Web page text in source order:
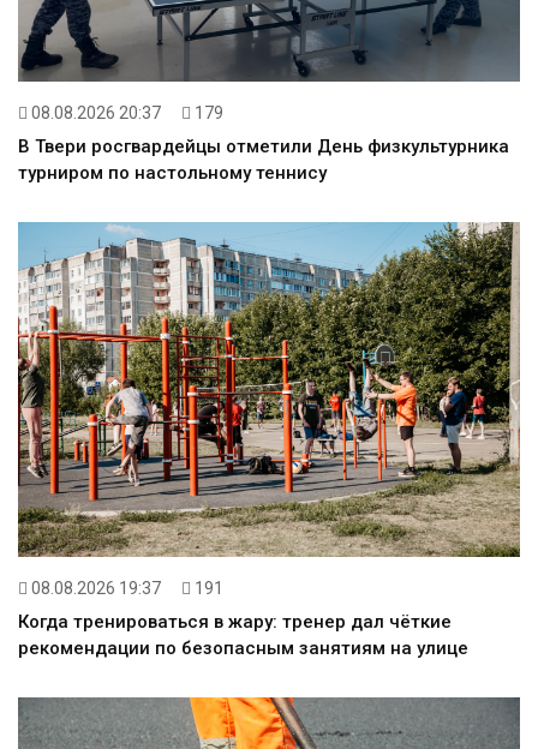
08.08.2026 20:37 179
В Твери росгвардейцы отметили День физкультурника
турниром по настольному теннису
08.08.2026 19:37 191
Когда тренироваться в жару: тренер дал чёткие
рекомендации по безопасным занятиям на улице